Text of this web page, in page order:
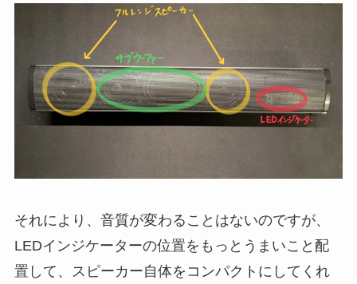
それにより、音質が変わることはないのですが、
LEDインジケーターの位置をもっとうまいこと配
置して、スピーカー自体をコンパクトにしてくれ